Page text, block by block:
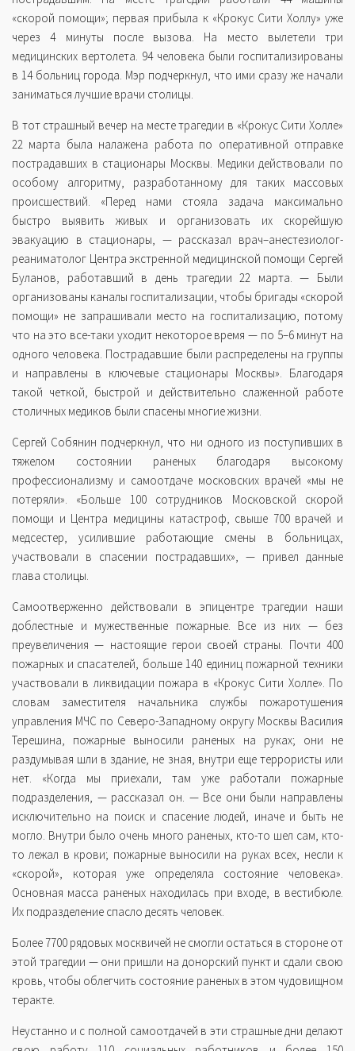
«скорой помощи»; первая прибыла к «Крокус Сити Холлу» уже
через 4 минуты после вызова. На место вылетели три
медицинских вертолета. 94 человека были госпитализированы
в 14 больниц города. Мэр подчеркнул, что ими сразу же начали
заниматься лучшие врачи столицы.
В тот страшный вечер на месте трагедии в «Крокус Сити Холле»
22 марта была налажена работа по оперативной отправке
пострадавших в стационары Москвы. Медики действовали по
особому алгоритму, разработанному для таких массовых
происшествий. «Перед нами стояла задача максимально
быстро выявить живых и организовать их скорейшую
эвакуацию в стационары, — рассказал врач–анестезиолог-
реаниматолог Центра экстренной медицинской помощи Сергей
Буланов, работавший в день трагедии 22 марта. — Были
организованы каналы госпитализации, чтобы бригады «скорой
помощи» не запрашивали место на госпитализацию, потому
что на это все-таки уходит некоторое время — по 5–6 минут на
одного человека. Пострадавшие были распределены на группы
и направлены в ключевые стационары Москвы». Благодаря
такой четкой, быстрой и действительно слаженной работе
столичных медиков были спасены многие жизни.
Сергей Собянин подчеркнул, что ни одного из поступивших в
тяжелом состоянии раненых благодаря высокому
профессионализму и самоотдаче московских врачей «мы не
потеряли». «Больше 100 сотрудников Московской скорой
помощи и Центра медицины катастроф, свыше 700 врачей и
медсестер, усилившие работающие смены в больницах,
участвовали в спасении пострадавших», — привел данные
глава столицы.
Самоотверженно действовали в эпицентре трагедии наши
доблестные и мужественные пожарные. Все из них — без
преувеличения — настоящие герои своей страны. Почти 400
пожарных и спасателей, больше 140 единиц пожарной техники
участвовали в ликвидации пожара в «Крокус Сити Холле». По
словам заместителя начальника службы пожаротушения
управления МЧС по Северо-Западному округу Москвы Василия
Терешина, пожарные выносили раненых на руках; они не
раздумывая шли в здание, не зная, внутри еще террористы или
нет. «Когда мы приехали, там уже работали пожарные
подразделения, — рассказал он. — Все они были направлены
исключительно на поиск и спасение людей, иначе и быть не
могло. Внутри было очень много раненых, кто-то шел сам, кто-
то лежал в крови; пожарные выносили на руках всех, несли к
«скорой», которая уже определяла состояние человека».
Основная масса раненых находилась при входе, в вестибюле.
Их подразделение спасло десять человек.
Более 7700 рядовых москвичей не смогли остаться в стороне от
этой трагедии — они пришли на донорский пункт и сдали свою
кровь, чтобы облегчить состояние раненых в этом чудовищном
теракте.
Неустанно и с полной самоотдачей в эти страшные дни делают